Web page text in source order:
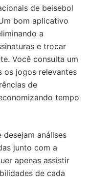
de beisebol
bom aplicativo
a
e trocar
Você consulta um
os jogos relevantes
de
tempo
análises
junto com a
apenas assistir
de cada